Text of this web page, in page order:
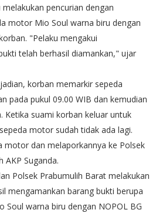
pencurian dengan
motor Mio Soul warna biru dengan
"Pelaku mengakui
telah berhasil diamankan," ujar
korban memarkir sepeda
pada pukul 09.00 WIB dan kemudian
Ketika suami korban keluar untuk
motor sudah tidak ada lagi.
motor dan melaporkannya ke Polsek
AKP Suganda.
Polsek Prabumulih Barat melakukan
mengamankan barang bukti berupa
Soul warna biru dengan NOPOL BG